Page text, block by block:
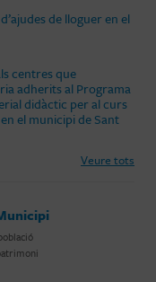
de lloguer en el
centres que
adherits al Programa
didàctic per al curs
el municipi de Sant
Veure tots